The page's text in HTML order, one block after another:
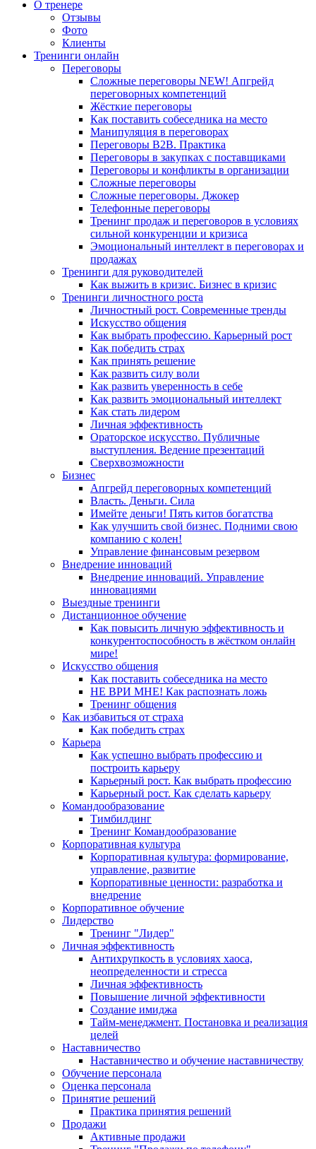
О тренере
Отзывы
Фото
Клиенты
Тренинги онлайн
Переговоры
Сложные переговоры NEW! Апгрейд
переговорных компетенций
Жёсткие переговоры
Как поставить собеседника на место
Манипуляция в переговорах
Переговоры B2B. Практика
Переговоры в закупках с поставщиками
Переговоры и конфликты в организации
Сложные переговоры
Сложные переговоры. Джокер
Телефонные переговоры
Тренинг продаж и переговоров в условиях
сильной конкуренции и кризиса
Эмоциональный интеллект в переговорах и
продажах
Тренинги для руководителей
Как выжить в кризис. Бизнес в кризис
Тренинги личностного роста
Личностный рост. Современные тренды
Искусство общения
Как выбрать профессию. Карьерный рост
Как победить страх
Как принять решение
Как развить силу воли
Как развить уверенность в себе
Как развить эмоциональный интеллект
Как стать лидером
Личная эффективность
Ораторское искусство. Публичные
выступления. Ведение презентаций
Сверхвозможности
Бизнес
Апгрейд переговорных компетенций
Власть. Деньги. Сила
Имейте деньги! Пять китов богатства
Как улучшить свой бизнес. Подними свою
компанию с колен!
Управление финансовым резервом
Внедрение инноваций
Внедрение инноваций. Управление
инновациями
Выездные тренинги
Дистанционное обучение
Как повысить личную эффективность и
конкурентоспособность в жёстком онлайн
мире!
Искусство общения
Как поставить собеседника на место
НЕ ВРИ МНЕ! Как распознать ложь
Тренинг общения
Как избавиться от страха
Как победить страх
Карьера
Как успешно выбрать профессию и
построить карьеру
Карьерный рост. Как выбрать профессию
Карьерный рост. Как сделать карьеру
Командообразование
Тимбилдинг
Тренинг Командообразование
Корпоративная культура
Корпоративная культура: формирование,
управление, развитие
Корпоративные ценности: разработка и
внедрение
Корпоративное обучение
Лидерство
Тренинг "Лидер"
Личная эффективность
Антихрупкость в условиях хаоса,
неопределенности и стресса
Личная эффективность
Повышение личной эффективности
Создание имиджа
Тайм-менеджмент. Постановка и реализация
целей
Наставничество
Наставничество и обучение наставничеству
Обучение персонала
Оценка персонала
Принятие решений
Практика принятия решений
Продажи
Активные продажи